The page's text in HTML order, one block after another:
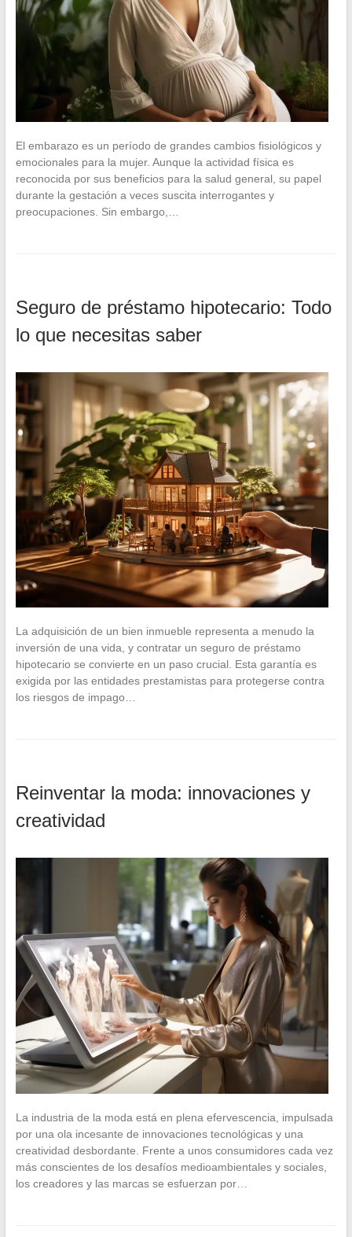
El embarazo es un período de grandes cambios fisiológicos y
emocionales para la mujer. Aunque la actividad física es
reconocida por sus beneficios para la salud general, su papel
durante la gestación a veces suscita interrogantes y
preocupaciones. Sin embargo,…
Seguro de préstamo hipotecario: Todo
lo que necesitas saber
La adquisición de un bien inmueble representa a menudo la
inversión de una vida, y contratar un seguro de préstamo
hipotecario se convierte en un paso crucial. Esta garantía es
exigida por las entidades prestamistas para protegerse contra
los riesgos de impago…
Reinventar la moda: innovaciones y
creatividad
La industria de la moda está en plena efervescencia, impulsada
por una ola incesante de innovaciones tecnológicas y una
creatividad desbordante. Frente a unos consumidores cada vez
más conscientes de los desafíos medioambientales y sociales,
los creadores y las marcas se esfuerzan por…